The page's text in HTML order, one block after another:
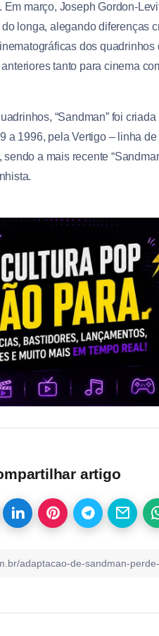
março, Joseph Gordon-
longa, alegando diferenças
dos quadrinhos
tanto para cinema
“Sandman” foi
a 1996, pela Vertigo – linha
a mais recente
artigo